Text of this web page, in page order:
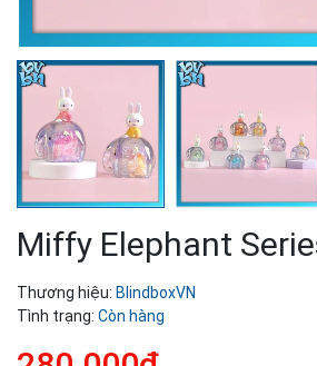
Miffy Elephant
Thương hiệu: BlindboxVN
Tình trạng: Còn hàng